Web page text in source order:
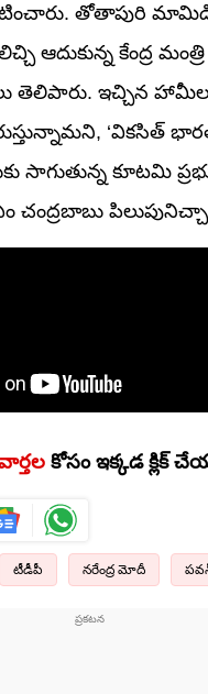
తోతాపురి మామిడి
ఆదుకున్న కేంద్ర
తెలిపారు. ఇచ్చిన
‘వికసిత్ భారత్
సాగుతున్న కూటమి
కోసం ఇక్కడ క్లిక్
టీడీపీ నరేంద్ర మోదీ